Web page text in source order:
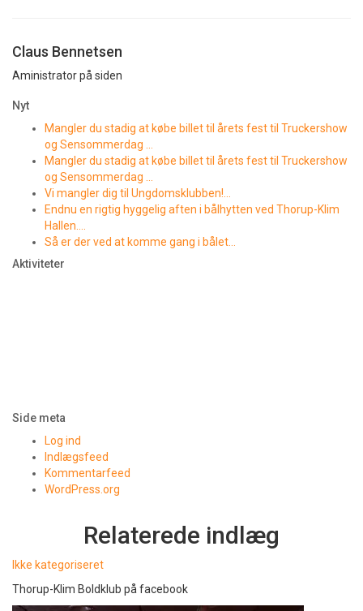
Claus Bennetsen
Aministrator på siden
Nyt
Mangler du stadig at købe billet til årets fest til Truckershow
og Sensommerdag …
Mangler du stadig at købe billet til årets fest til Truckershow
og Sensommerdag …
Vi mangler dig til Ungdomsklubben!…
Endnu en rigtig hyggelig aften i bålhytten ved Thorup-Klim
Hallen….
Så er der ved at komme gang i bålet…
Aktiviteter
Side meta
Log ind
Indlægsfeed
Kommentarfeed
WordPress.org
Relaterede indlæg
Ikke kategoriseret
Thorup-Klim Boldklub på facebook